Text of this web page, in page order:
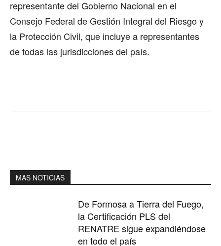
representante del Gobierno Nacional en el
Consejo Federal de Gestión Integral del Riesgo y
la Protección Civil, que incluye a representantes
de todas las jurisdicciones del país.
MAS NOTICIAS
De Formosa a Tierra del Fuego,
la Certificación PLS del
RENATRE sigue expandiéndose
en todo el país